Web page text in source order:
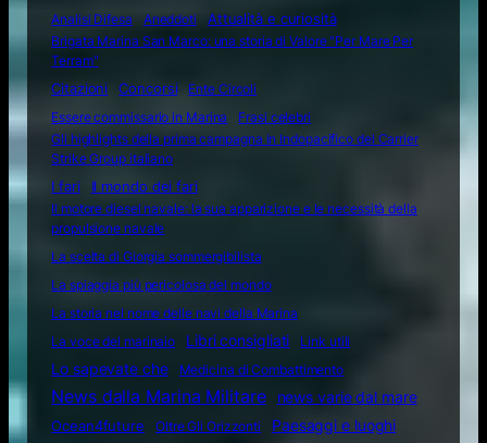
Analisi Difesa
Aneddoti Attualità e curiosità
Brigata Marina San Marco: una storia di Valore "Per Mare Per
Terram"
Citazioni
Concorsi
Ente Circoli
Essere commissario in Marina
Frasi celebri
Gli highlights della prima campagna in Indopacifico del Carrier
Strike Group italiano
I fari
Il mondo dei fari
Il motore diesel navale: la sua apparizione e le necessità della
propulsione navale
La scelta di Giorgia sommergibilista
La spiaggia più pericolosa del mondo
La storia nel nome delle navi della Marina
La voce del marinaio
Libri consigliati Link utili
Lo sapevate che Medicina di Combattimento
News dalla Marina Militare
news varie dal mare
Ocean4future
Oltre Gli Orizzonti
Paesaggi e luoghi